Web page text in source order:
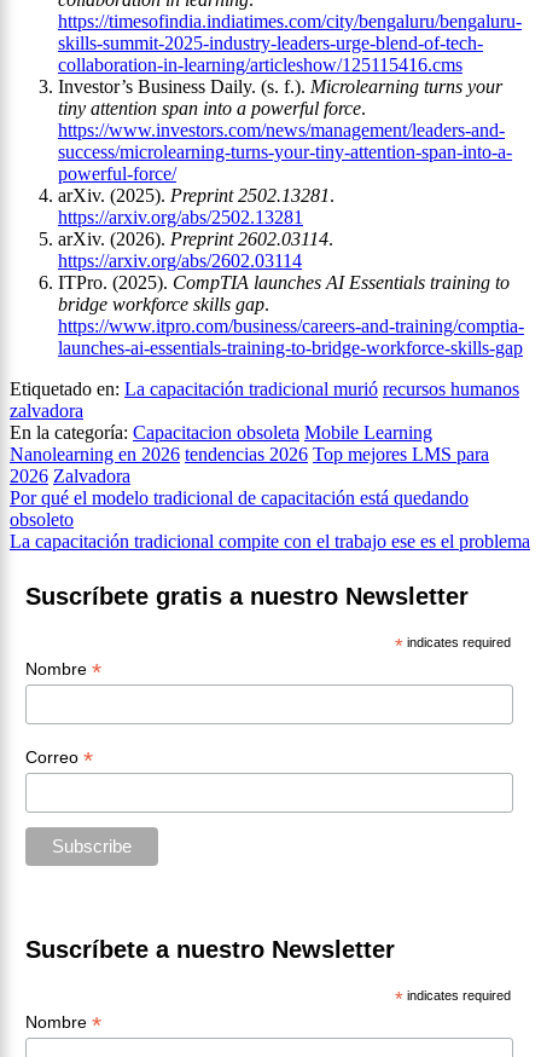
https://timesofindia.indiatimes.com/city/bengaluru/bengaluru-
skills-summit-2025-industry-leaders-urge-blend-of-tech-
collaboration-in-learning/articleshow/125115416.cms
Investor’s Business Daily. (s. f.). Microlearning turns your
tiny attention span into a powerful force.
https://www.investors.com/news/management/leaders-and-
success/microlearning-turns-your-tiny-attention-span-into-a-
powerful-force/
arXiv. (2025). Preprint 2502.13281.
https://arxiv.org/abs/2502.13281
arXiv. (2026). Preprint 2602.03114.
https://arxiv.org/abs/2602.03114
ITPro. (2025). CompTIA launches AI Essentials training to
bridge workforce skills gap.
https://www.itpro.com/business/careers-and-training/comptia-
launches-ai-essentials-training-to-bridge-workforce-skills-gap
Etiquetado en: La capacitación tradicional murió recursos humanos
zalvadora
En la categoría: Capacitacion obsoleta Mobile Learning
Nanolearning en 2026 tendencias 2026 Top mejores LMS para
2026 Zalvadora
Navegación
de
Por qué el modelo tradicional de capacitación está quedando
obsoleto
La capacitación tradicional compite con el trabajo ese es el problema
Suscríbete gratis a nuestro Newsletter
* indicates required
Nombre *
Correo *
Suscríbete a nuestro Newsletter
* indicates required
Nombre *